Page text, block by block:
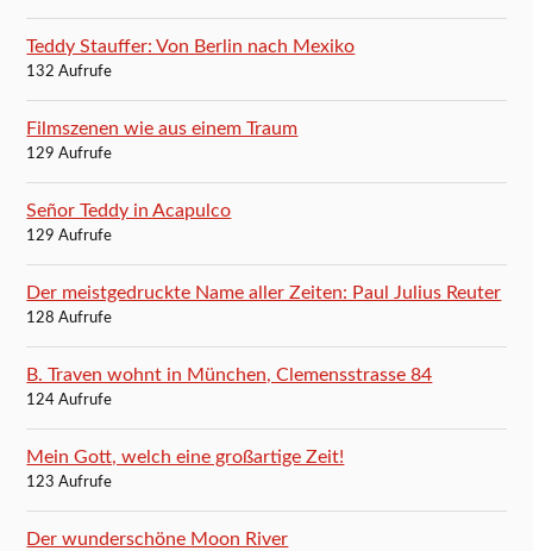
Teddy Stauffer: Von Berlin nach Mexiko
132 Aufrufe
Filmszenen wie aus einem Traum
129 Aufrufe
Señor Teddy in Acapulco
129 Aufrufe
Der meistgedruckte Name aller Zeiten: Paul Julius Reuter
128 Aufrufe
B. Traven wohnt in München, Clemensstrasse 84
124 Aufrufe
Mein Gott, welch eine großartige Zeit!
123 Aufrufe
Der wunderschöne Moon River